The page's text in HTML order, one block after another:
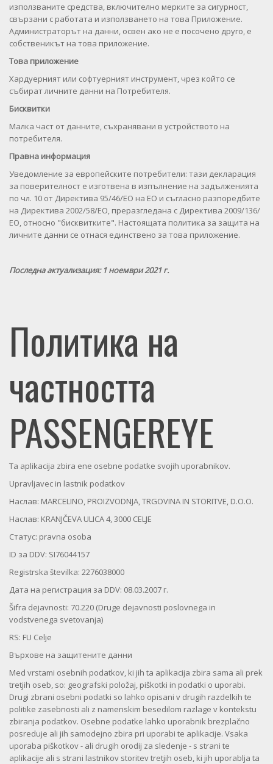
използваните средства, включително мерките за сигурност,
свързани с работата и използването на това Приложение.
Администраторът на данни, освен ако не е посочено друго, е
собственикът на това приложение.
Това приложение
Хардуерният или софтуерният инструмент, чрез който се
събират личните данни на Потребителя.
Бисквитки
Малка част от данните, съхранявани в устройството на
потребителя.
Правна информация
Уведомление за европейските потребители: тази декларация
за поверителност е изготвена в изпълнение на задълженията
по чл. 10 от Директива 95/46/ЕО на ЕО и съгласно разпоредбите
на Директива 2002/58/ЕО, преразгледана с Директива 2009/136/
ЕО, относно "бисквитките". Настоящата политика за защита на
личните данни се отнася единствено за това приложение.
Последна актуализация: 1 ноември 2021 г.
Политика на
частността
PASSENGEREYE
Ta aplikacija zbira ene osebne podatke svojih uporabnikov.
Upravljavec in lastnik podatkov
Наслав: MARCELINO, PROIZVODNJA, TRGOVINA IN STORITVE, D.O.O.
Наслав: KRANJČEVA ULICA 4, 3000 CELJE
Статус: pravna osoba
ID за DDV: SI76044157
Registrska številka: 2276038000
Дата на регистрация за DDV: 08.03.2007 г.
Šifra dejavnosti: 70.220 (Druge dejavnosti poslovnega in
vodstvenega svetovanja)
RS: FU Celje
Върхове на защитените данни
Med vrstami osebnih podatkov, ki jih ta aplikacija zbira sama ali prek
tretjih oseb, so: geografski položaj, piškotki in podatki o uporabi.
Drugi zbrani osebni podatki so lahko opisani v drugih razdelkih te
politike zasebnosti ali z namenskim besedilom razlage v kontekstu
zbiranja podatkov. Osebne podatke lahko uporabnik brezplačno
posreduje ali jih samodejno zbira pri uporabi te aplikacije. Vsaka
uporaba piškotkov - ali drugih orodij za sledenje - s strani te
aplikacije ali s strani lastnikov storitev tretjih oseb, ki jih uporablja ta